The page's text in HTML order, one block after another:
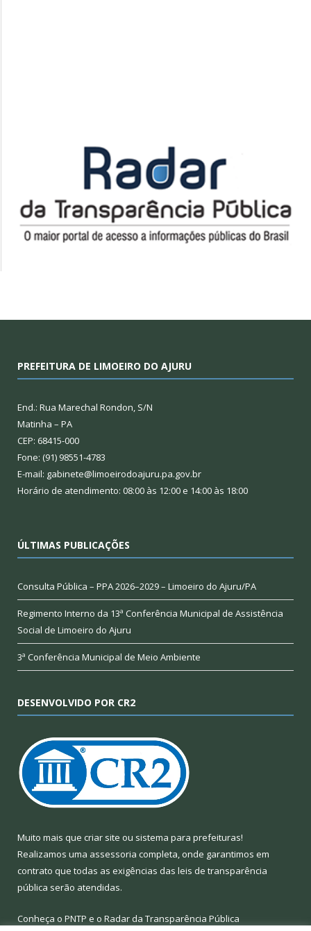
PREFEITURA DE LIMOEIRO DO AJURU
End.: Rua Marechal Rondon, S/N
Matinha – PA
CEP: 68415-000
Fone: (91) 98551-4783
E-mail: gabinete@limoeirodoajuru.pa.gov.br
Horário de atendimento: 08:00 às 12:00 e 14:00 às 18:00
ÚLTIMAS PUBLICAÇÕES
Consulta Pública – PPA 2026–2029 – Limoeiro do Ajuru/PA
Regimento Interno da 13ª Conferência Municipal de Assistência
Social de Limoeiro do Ajuru
3ª Conferência Municipal de Meio Ambiente
DESENVOLVIDO POR CR2
Muito mais que criar site ou sistema para prefeituras!
Realizamos uma assessoria completa, onde garantimos em
contrato que todas as exigências das leis de transparência
pública serão atendidas.
Conheça o PNTP e o Radar da Transparência Pública